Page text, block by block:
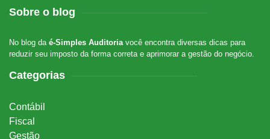
Sobre o blog
No blog da é-Simples Auditoria você encontra diversas dicas para
reduzir seu imposto da forma correta e aprimorar a gestão do negócio.
Categorias
Contábil
Fiscal
Gestão